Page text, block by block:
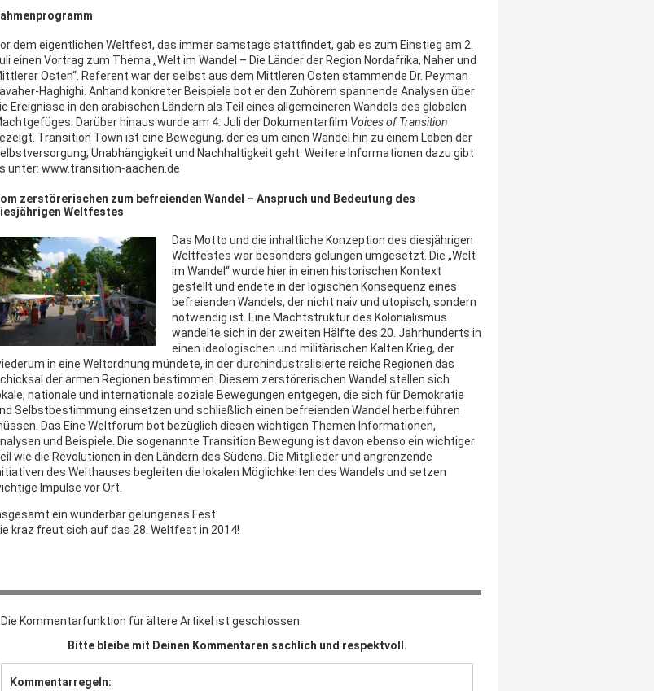
dem eigentlichen Weltfest, das immer samstags stattfindet, gab es zum Einstieg am 2.
einen Vortrag zum Thema „Welt im Wandel – Die Länder der Region Nordafrika, Naher und
Osten“. Referent war der selbst aus dem Mittleren Osten stammende Dr. Peyman
Haghighi. Anhand konkreter Beispiele bot er den Zuhörern spannende Analysen über
Ereignisse in den arabischen Ländern als Teil eines allgemeineren Wandels des globalen
Darüber hinaus wurde am 4. Juli der Dokumentarfilm Voices of Transition
Transition Town ist eine Bewegung, der es um einen Wandel hin zu einem Leben der
Unabhängigkeit und Nachhaltigkeit geht. Weitere Informationen dazu gibt
unter: www.transition-aachen.de
zerstörerischen zum befreienden Wandel – Anspruch und Bedeutung des
Weltfestes
Das Motto und die inhaltliche Konzeption des diesjährigen
Weltfestes war besonders gelungen umgesetzt. Die „Welt
im Wandel“ wurde hier in einen historischen Kontext
gestellt und endete in der logischen Konsequenz eines
befreienden Wandels, der nicht naiv und utopisch, sondern
notwendig ist. Eine Machtstruktur des Kolonialismus
wandelte sich in der zweiten Hälfte des 20. Jahrhunderts in
einen ideologischen und militärischen Kalten Krieg, der
in eine Weltordnung mündete, in der durchindustralisierte reiche Regionen das
der armen Regionen bestimmen. Diesem zerstörerischen Wandel stellen sich
nationale und internationale soziale Bewegungen entgegen, die sich für Demokratie
Selbstbestimmung einsetzen und schließlich einen befreienden Wandel herbeiführen
Das Eine Weltforum bot bezüglich diesen wichtigen Themen Informationen,
und Beispiele. Die sogenannte Transition Bewegung ist davon ebenso ein wichtiger
wie die Revolutionen in den Ländern des Südens. Die Mitglieder und angrenzende
des Welthauses begleiten die lokalen Möglichkeiten des Wandels und setzen
Impulse vor Ort.
ein wunderbar gelungenes Fest.
kraz freut sich auf das 28. Weltfest in 2014!
Die Kommentarfunktion für ältere Artikel ist geschlossen.
Bitte bleibe mit Deinen Kommentaren sachlich und respektvoll.
Kommentarregeln: